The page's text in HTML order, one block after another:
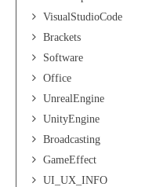
VisualStudioCode
Brackets
Software
Office
UnrealEngine
UnityEngine
Broadcasting
GameEffect
UI_UX_INFO